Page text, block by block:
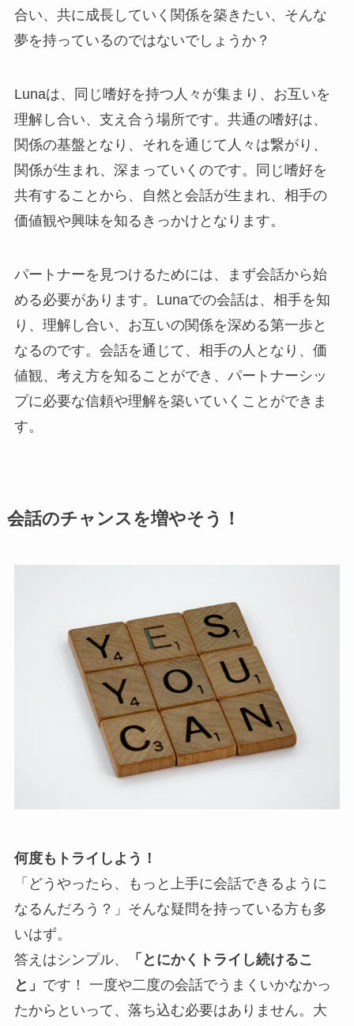
合い、共に成長していく関係を築きたい、そんな
夢を持っているのではないでしょうか？
Lunaは、同じ嗜好を持つ人々が集まり、お互いを
理解し合い、支え合う場所です。共通の嗜好は、
関係の基盤となり、それを通じて人々は繋がり、
関係が生まれ、深まっていくのです。同じ嗜好を
共有することから、自然と会話が生まれ、相手の
価値観や興味を知るきっかけとなります。
パートナーを見つけるためには、まず会話から始
める必要があります。Lunaでの会話は、相手を知
り、理解し合い、お互いの関係を深める第一歩と
なるのです。会話を通じて、相手の人となり、価
値観、考え方を知ることができ、パートナーシッ
プに必要な信頼や理解を築いていくことができま
す。
会話のチャンスを増やそう！
何度もトライしよう！
「どうやったら、もっと上手に会話できるように
なるんだろう？」そんな疑問を持っている方も多
いはず。
答えはシンプル、
「とにかくトライし続けるこ
と」 です！ 一度や二度の会話でうまくいかなかっ
たからといって、落ち込む必要はありません。大